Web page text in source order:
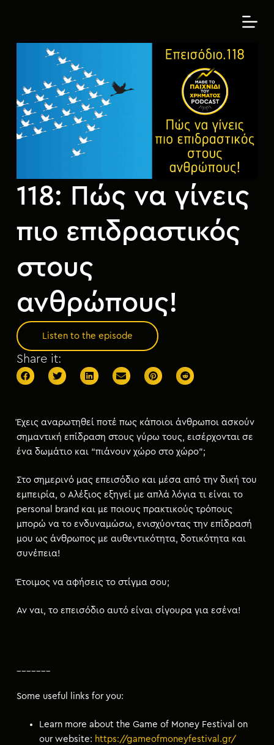
c
o
n
118: Πώς να γίνεις
πιο επιδραστικός
στους
ανθρώπους!
Listen to the episode
Share it:
Έχεις αναρωτηθεί ποτέ πως κάποιοι άνθρωποι ασκούν
σημαντική επίδραση στους γύρω τους, εισέρχονται σε
ένα δωμάτιο και “πιάνουν χώρο στο χώρο”;
Στο σημερινό μας επεισόδιο και μέσα από την δική του
εμπειρία, ο Αλέξιος εξηγεί με απλά λόγια τι είναι το
personal brand και με ποιους πρακτικούς τρόπους
μπορώ να το ενδυναμώσω, ενισχύοντας την επίδρασή
μου ως άνθρωπος με αυθεντικότητα, δοτικότητα και
συνέπεια!
Έτοιμος να αφήσεις το στίγμα σου;
Αν ναι, το επεισόδιο αυτό είναι σίγουρα για εσένα!
Some useful links for you:
Learn more about the Game of Money Festival on
our website: https://gameofmoneyfestival.gr/